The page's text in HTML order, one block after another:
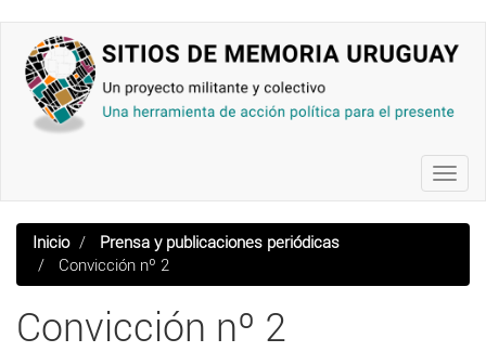
contenido
principal
Inicio
Prensa y publicaciones periódicas
Convicción nº 2
Convicción nº 2